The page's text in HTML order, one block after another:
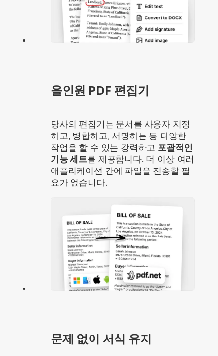
올인원 PDF 편집기
당사의 편집기는 문서를 사용자 지정
하고, 병합하고, 서명하는 등 다양한
작업을 할 수 있는 강력하고 포괄적인
기능 세트를 제공합니다. 더 이상 여러
애플리케이션 간에 파일을 전송할 필
요가 없습니다.
문제 없이 서식 유지